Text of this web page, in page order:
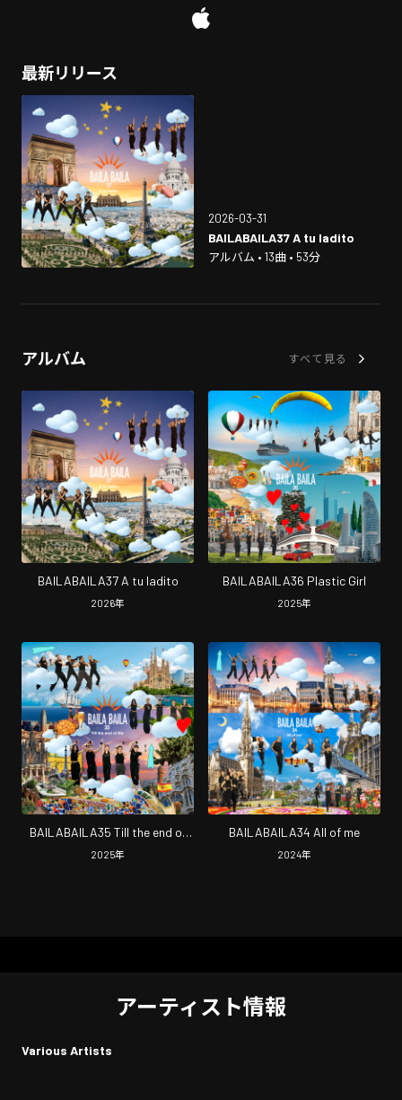
最新リリース
2026-03-31
BAILABAILA37 A tu ladito
アルバム • 13曲 • 53分
アルバム すべて見る
BAILABAILA37 A tu ladito
2026年
BAILABAILA36 Plastic Girl
2025年
BAILABAILA35 Till the end of
life
2025年
BAILABAILA34 All of me
2024年
アーティスト情報
Various Artists